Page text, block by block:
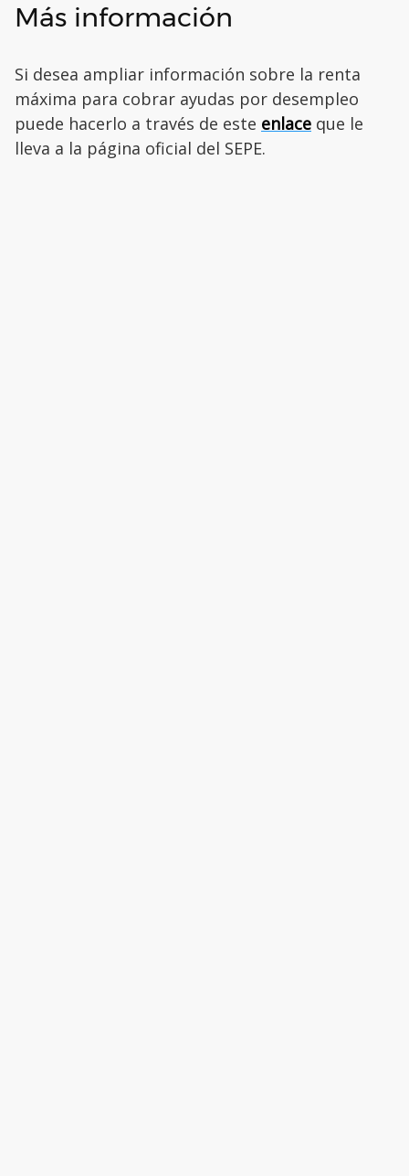
Más información
Si desea ampliar información sobre la renta
máxima para cobrar ayudas por desempleo
puede hacerlo a través de este enlace que le
lleva a la página oficial del SEPE.